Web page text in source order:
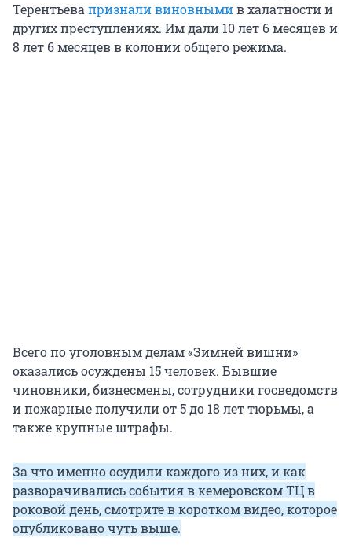
Терентьева признали виновнымив халатности и
других преступлениях. Им дали 10 лет 6 месяцев и
8 лет 6 месяцев в колонии общего режима.
Всего по уголовным делам «Зимней вишни»
оказались осуждены 15 человек. Бывшие
чиновники, бизнесмены, сотрудники госведомств
и пожарные получили от 5 до 18 лет тюрьмы, а
также крупные штрафы.
За что именно осудили каждого из них, и как
разворачивались события в кемеровском ТЦ в
роковой день, смотрите в коротком видео, которое
опубликовано чуть выше.